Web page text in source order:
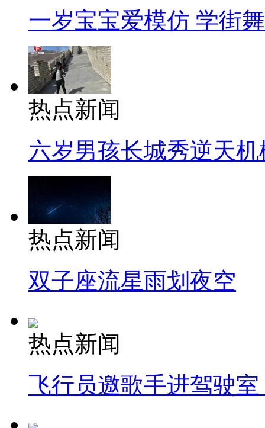
一岁宝宝爱模仿 学街
热点新闻
六岁男孩长城秀逆天机
热点新闻
双子座流星雨划夜空
热点新闻
飞行员邀歌手进驾驶